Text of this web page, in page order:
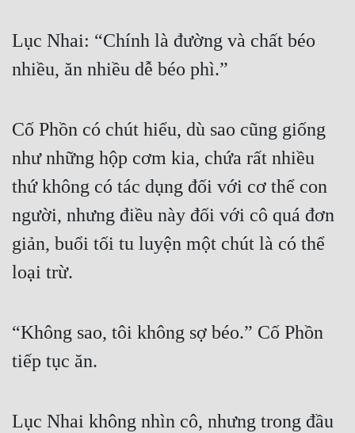
Lục Nhai: “Chính là đường và chất béo
nhiều, ăn nhiều dễ béo phì.”
Cố Phồn có chút hiểu, dù sao cũng giống
như những hộp cơm kia, chứa rất nhiều
thứ không có tác dụng đối với cơ thể con
người, nhưng điều này đối với cô quá đơn
giản, buổi tối tu luyện một chút là có thể
loại trừ.
“Không sao, tôi không sợ béo.” Cố Phồn
tiếp tục ăn.
Lục Nhai không nhìn cô, nhưng trong đầu